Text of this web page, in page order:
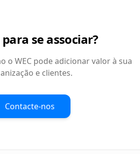
se associar?
o WEC pode adicionar valor à sua
e clientes.
Contacte-nos